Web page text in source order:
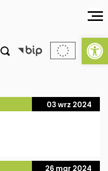

03 wrz 2024
26 mar 2024